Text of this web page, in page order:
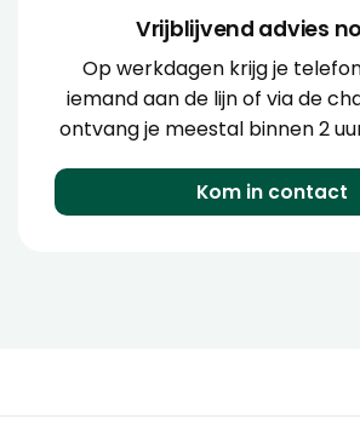
Vrijblijvend advies
Op werkdagen krijg je
iemand aan de lijn of via de
ontvang je meestal binnen 2
Kom in contact